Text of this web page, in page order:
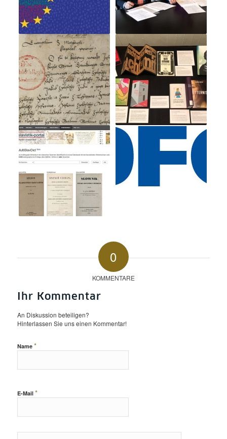
0
KOMMENTARE
Ihr Kommentar
An Diskussion beteiligen?
Hinterlassen Sie uns einen Kommentar!
Name *
E-Mail *